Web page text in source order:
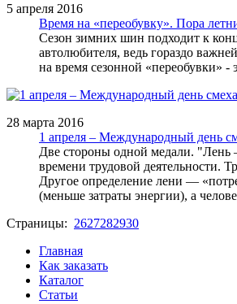
5 апреля 2016
Время на «переобувку». Пора
Сезон зимних шин подходит к
автолюбителя, ведь гораздо
на время сезонной «переобувки»
28 марта 2016
1 апреля – Международный день
Две стороны одной медали. "Лень
времени трудовой деятельности.
Другое определение лени —
(меньше затраты энергии), а
Страницы: 2627282930
Главная
Как заказать
Каталог
Статьи